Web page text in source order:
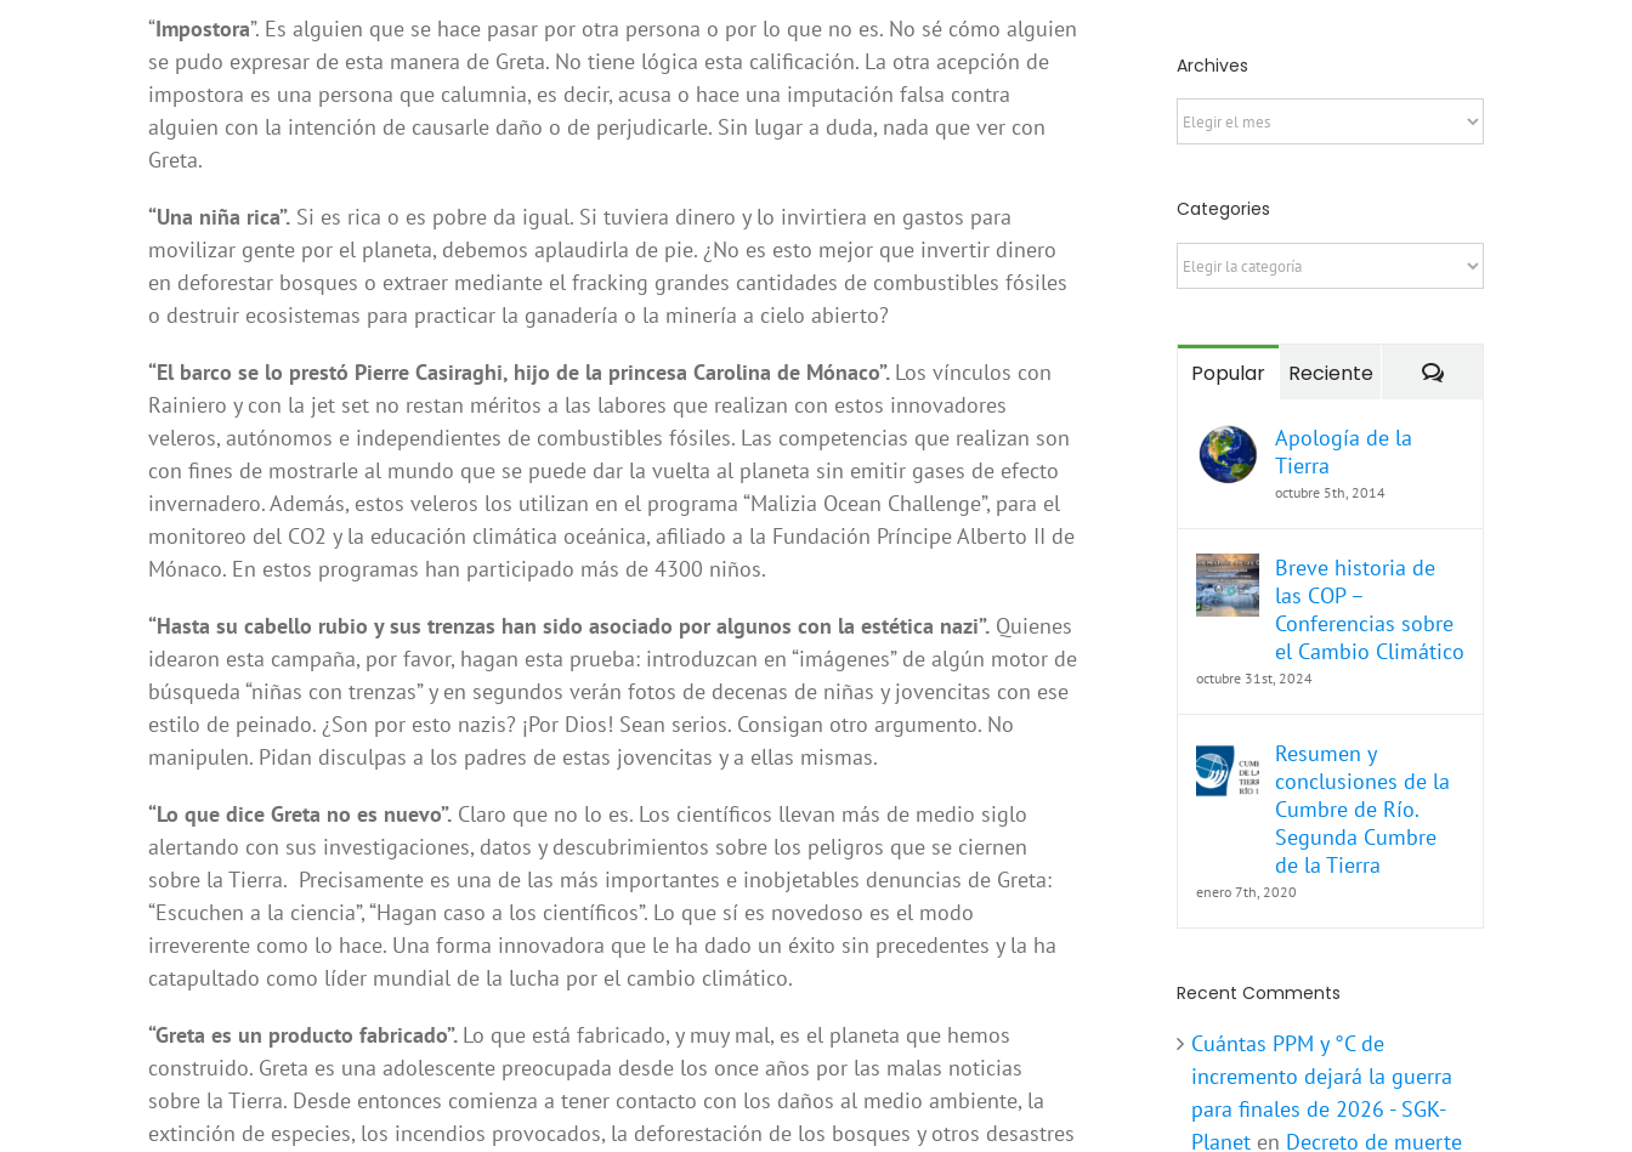
“Impostora”. Es alguien que se hace pasar por otra persona o por lo que no es. No sé cómo alguien
se pudo expresar de esta manera de Greta. No tiene lógica esta calificación. La otra acepción de
impostora es una persona que calumnia, es decir, acusa o hace una imputación falsa contra
alguien con la intención de causarle daño o de perjudicarle. Sin lugar a duda, nada que ver con
Greta.
“Una niña rica”. Si es rica o es pobre da igual. Si tuviera dinero y lo invirtiera en gastos para
movilizar gente por el planeta, debemos aplaudirla de pie. ¿No es esto mejor que invertir dinero
en deforestar bosques o extraer mediante el fracking grandes cantidades de combustibles fósiles
o destruir ecosistemas para practicar la ganadería o la minería a cielo abierto?
“El barco se lo prestó Pierre Casiraghi, hijo de la princesa Carolina de Mónaco”. Los vínculos con
Rainiero y con la jet set no restan méritos a las labores que realizan con estos innovadores
veleros, autónomos e independientes de combustibles fósiles. Las competencias que realizan son
con fines de mostrarle al mundo que se puede dar la vuelta al planeta sin emitir gases de efecto
invernadero. Además, estos veleros los utilizan en el programa “Malizia Ocean Challenge”, para el
monitoreo del CO2 y la educación climática oceánica, afiliado a la Fundación Príncipe Alberto II de
Mónaco. En estos programas han participado más de 4300 niños.
“Hasta su cabello rubio y sus trenzas han sido asociado por algunos con la estética nazi”. Quienes
idearon esta campaña, por favor, hagan esta prueba: introduzcan en “imágenes” de algún motor de
búsqueda “niñas con trenzas” y en segundos verán fotos de decenas de niñas y jovencitas con ese
estilo de peinado. ¿Son por esto nazis? ¡Por Dios! Sean serios. Consigan otro argumento. No
manipulen. Pidan disculpas a los padres de estas jovencitas y a ellas mismas.
“Lo que dice Greta no es nuevo”. Claro que no lo es. Los científicos llevan más de medio siglo
alertando con sus investigaciones, datos y descubrimientos sobre los peligros que se ciernen
sobre la Tierra. Precisamente es una de las más importantes e inobjetables denuncias de Greta:
“Escuchen a la ciencia”, “Hagan caso a los científicos”. Lo que sí es novedoso es el modo
irreverente como lo hace. Una forma innovadora que le ha dado un éxito sin precedentes y la ha
catapultado como líder mundial de la lucha por el cambio climático.
“Greta es un producto fabricado”. Lo que está fabricado, y muy mal, es el planeta que hemos
construido. Greta es una adolescente preocupada desde los once años por las malas noticias
sobre la Tierra. Desde entonces comienza a tener contacto con los daños al medio ambiente, la
extinción de especies, los incendios provocados, la deforestación de los bosques y otros desastres
Archives
Archives
Categories
Categories
Popular Reciente Comentarios
Apología de la
Tierra
octubre 5th, 2014
Breve historia de
las COP –
Conferencias sobre
el Cambio Climático
octubre 31st, 2024
Resumen y
conclusiones de la
Cumbre de Río.
Segunda Cumbre
de la Tierra
enero 7th, 2020
Recent Comments
Cuántas PPM y °C de
incremento dejará la guerra
para finales de 2026 - SGK-
Planet en Decreto de muerte